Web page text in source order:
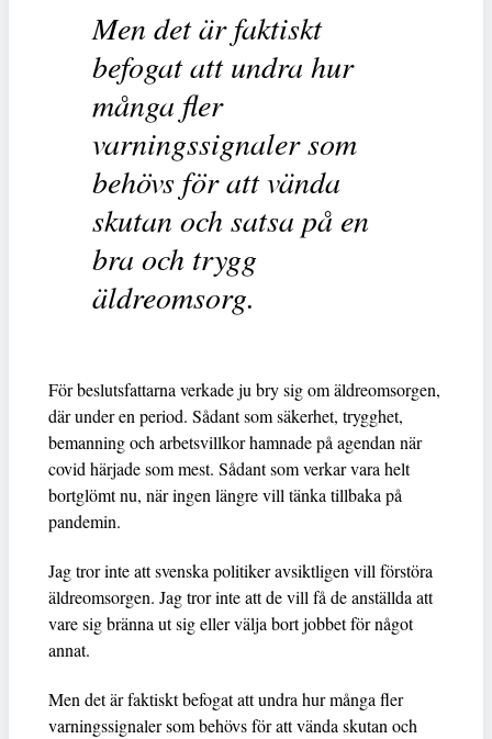
Men det är faktiskt
befogat att undra hur
många fler
varningssignaler som
behövs för att vända
skutan och satsa på en
bra och trygg
äldreomsorg.
För beslutsfattarna verkade ju bry sig om äldreomsorgen,
där under en period. Sådant som säkerhet, trygghet,
bemanning och arbetsvillkor hamnade på agendan när
covid härjade som mest. Sådant som verkar vara helt
bortglömt nu, när ingen längre vill tänka tillbaka på
pandemin.
Jag tror inte att svenska politiker avsiktligen vill förstöra
äldreomsorgen. Jag tror inte att de vill få de anställda att
vare sig bränna ut sig eller välja bort jobbet för något
annat.
Men det är faktiskt befogat att undra hur många fler
varningssignaler som behövs för att vända skutan och